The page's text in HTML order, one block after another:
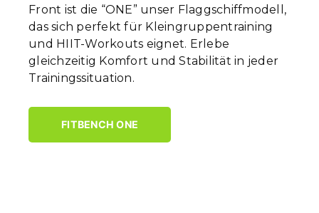
Front ist die “ONE” unser Flaggschiffmodell,
das sich perfekt für Kleingruppentraining
und HIIT-Workouts eignet. Erlebe
gleichzeitig Komfort und Stabilität in jeder
Trainingssituation.
FITBENCH ONE